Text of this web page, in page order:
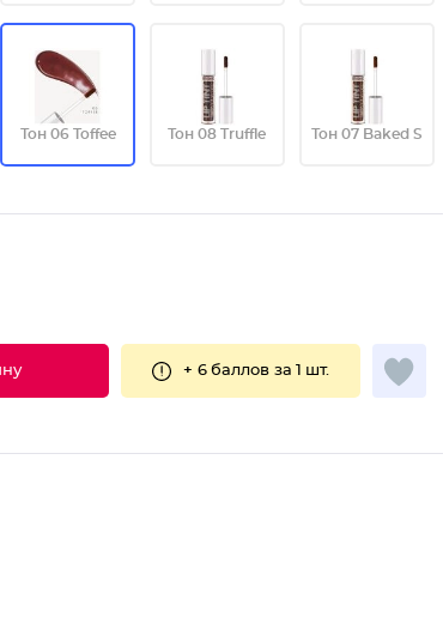
Тон 06 Toffee Тон 08 Truffle Тон 07 Baked S
+ 6 баллов за 1 шт.